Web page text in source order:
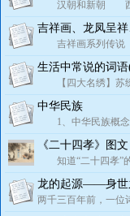
汉朝和新朝 西
吉祥画、龙凤呈
吉祥画系列传
生活中常说的词
【四大名绣】苏
中华民族
1、中华民族概
《二十四孝》图文
知道“二十四孝”
龙的起源——身世
两千三百年前，一位